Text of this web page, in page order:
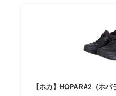
【ホカ】HOPARA2（ホパ